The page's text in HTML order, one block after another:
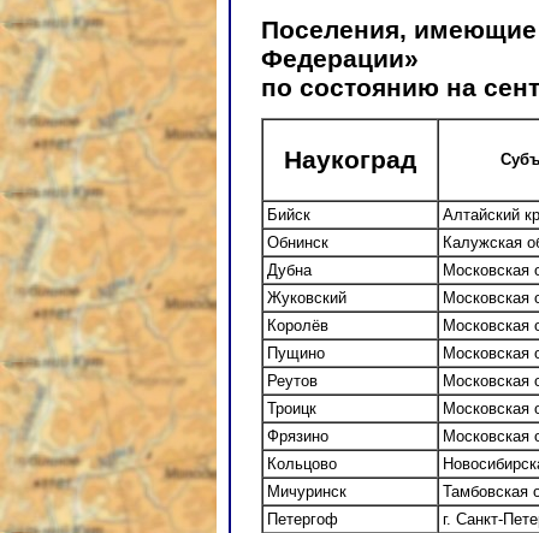
Поселения, имеющие
Федерации»
по состоянию на
Наукоград
Бийск
Алтайский
Обнинск
Калужская
Дубна
Московская
Жуковский
Московская
Королёв
Московская
Пущино
Московская
Реутов
Московская
Троицк
Московская
Фрязино
Московская
Кольцово
Мичуринск
Тамбовская
Петергоф
г. Санкт-